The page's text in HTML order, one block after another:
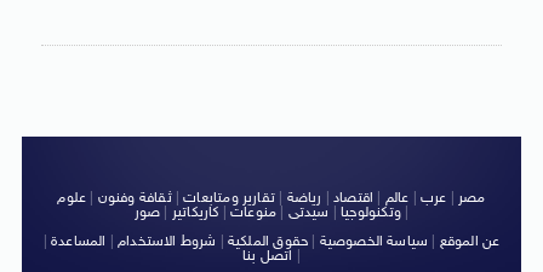
مصر عرب عالم اقتصاد رياضة |تقارير ومتابعات|ثقافة وفنون
علوم
وتكنولوجيا| سيدتى منوعات كاريكاتير صور
|
عن الموقع
سياسة الخصوصية حقوق الملكية شروط الاستخدام| المساعدة|
اتصل بنا